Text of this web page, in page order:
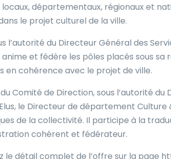
départementaux, régionaux et
le projet culturel de la ville.
l’autorité du Directeur Général des
anime et fédère les pôles placés sous
en cohérence avec le projet de ville.
Comité de Direction, sous l’autorité
le Directeur de département
de la collectivité. Il participe à la
cohérent et fédérateur.
le détail complet de l’offre sur la page